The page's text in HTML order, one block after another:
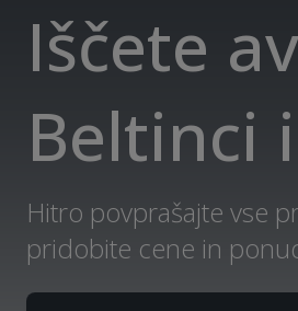
Iščete
Beltinci
Hitro povprašajte vse
pridobite cene in